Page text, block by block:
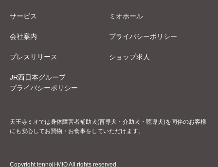
サービス ミオホール
会社案内 プライバシーポリシー
プレスリリース ショップ求人
JR西日本グループ
プライバシーポリシー
天王寺ミオでは身体障害者補助犬(盲導犬・介助犬・聴導犬)を同伴のお客様
にも安心してお買物・お食事をしていただけます。
Copyright tennoji-MiO All rights reserved.